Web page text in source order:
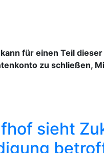
für einen Teil
zu schließen,
sieht